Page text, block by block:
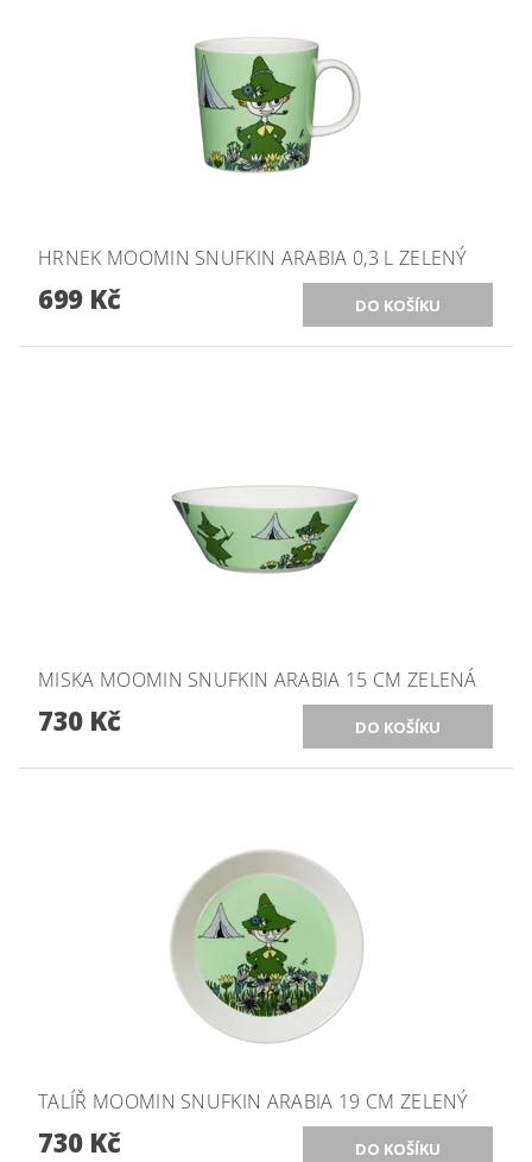
HRNEK MOOMIN SNUFKIN ARABIA 0,3 L ZELENÝ
699 Kč
MISKA MOOMIN SNUFKIN ARABIA 15 CM ZELENÁ
730 Kč
TALÍŘ MOOMIN SNUFKIN ARABIA 19 CM ZELENÝ
730 Kč